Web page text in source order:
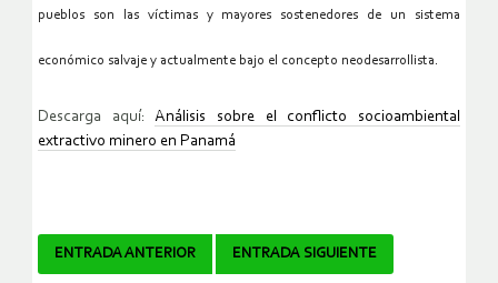
pueblos son las víctimas y mayores sostenedores de un sistema
económico salvaje y actualmente bajo el concepto neodesarrollista.
Descarga aquí:Análisis sobre el conflicto socioambiental
extractivo minero en Panamá
Navegador
ENTRADA ANTERIOR ENTRADA SIGUIENTE